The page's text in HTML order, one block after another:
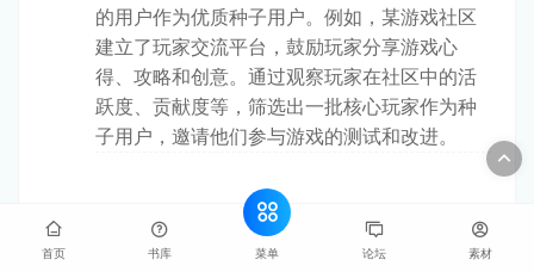
的用户作为优质种子用户。例如，某游戏社区
建立了玩家交流平台，鼓励玩家分享游戏心
得、攻略和创意。通过观察玩家在社区中的活
跃度、贡献度等，筛选出一批核心玩家作为种
子用户，邀请他们参与游戏的测试和改进。
首页 书库 菜单 论坛 素材